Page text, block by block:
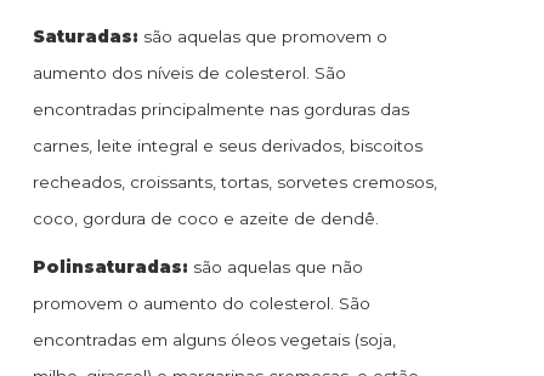
Saturadas: são aquelas que promovem o
aumento dos níveis de colesterol. São
encontradas principalmente nas gorduras das
carnes, leite integral e seus derivados, biscoitos
recheados, croissants, tortas, sorvetes cremosos,
coco, gordura de coco e azeite de dendê.
Polinsaturadas: são aquelas que não
promovem o aumento do colesterol. São
encontradas em alguns óleos vegetais (soja,